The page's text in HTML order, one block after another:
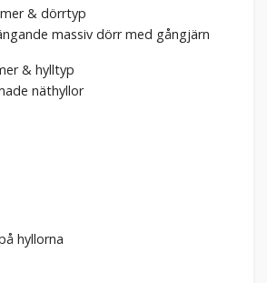
& dörrtyp
massiv dörr med gångjärn
& hylltyp
näthyllor
hyllorna